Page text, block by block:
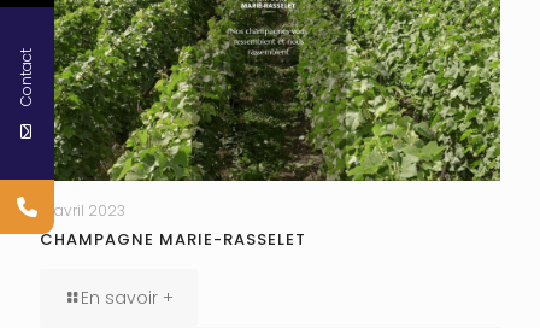
17 avril 2023
CHAMPAGNE MARIE-RASSELET
En savoir +
Contact